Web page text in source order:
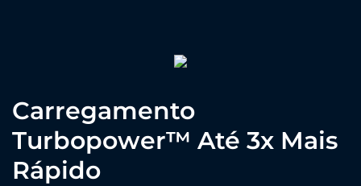
Carregamento
Turbopower™ Até 3x Mais
Rápido